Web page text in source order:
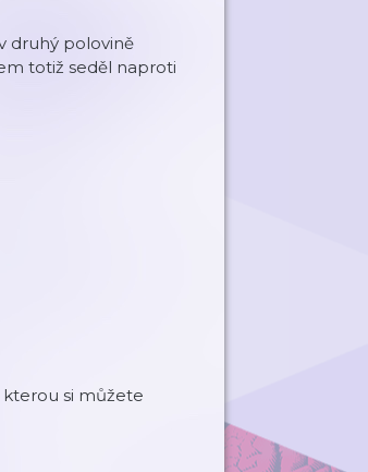
druhý polovině
totiž seděl naproti
kterou si můžete